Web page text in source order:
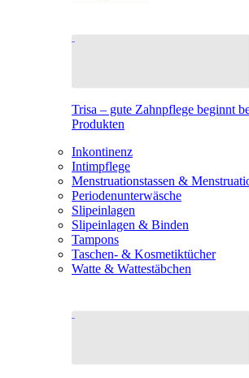
Trisa – gute Zahnpflege beginnt
Produkten
Inkontinenz
Intimpflege
Menstruationstassen &
Periodenunterwäsche
Slipeinlagen
Slipeinlagen & Binden
Tampons
Taschen- & Kosmetiktücher
Watte & Wattestäbchen